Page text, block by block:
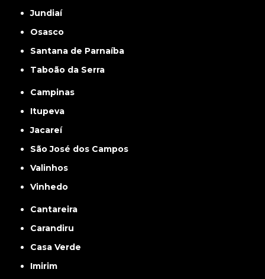
Jundiaí
Osasco
Santana de Parnaíba
Taboão da Serra
Campinas
Itupeva
Jacareí
São José dos Campos
Valinhos
Vinhedo
Cantareira
Carandiru
Casa Verde
Imirim